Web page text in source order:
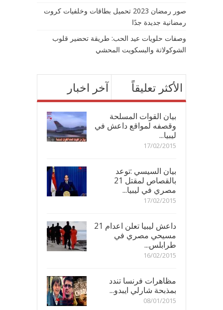
صور رمضان 2023 تحميل بطاقات وخلفيات كروت
رمضانية جديدة جدًا
وصفات حلويات عيد الحب: طريقة تحضير قلوب
الشوكولاتة والبسكويت المحشي
آخر اخبار الأكثر تعليقاً
بيان القوات المسلحة
وقصفه لمواقع داعش في
ليبيا...
17/02/2015
بيان السيسي :توعد
بالقصاص لمقتل 21
مصري في ليبيا...
17/02/2015
داعش ليبيا تعلن اعدام 21
مسيحي مصري في
طرابلس...
16/02/2015
مظاهرات فرنسا تندد
بمذبحة شارلي ايبدو...
08/01/2015